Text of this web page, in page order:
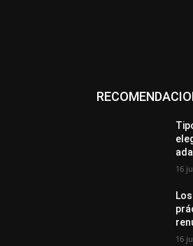
16
16